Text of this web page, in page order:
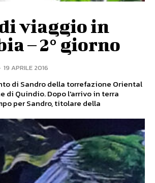
viaggio in
– 2° giorno
19 APRILE 2016
di Sandro della torrefazione Oriental
Dopo l'arrivo in terra
per Sandro, titolare della